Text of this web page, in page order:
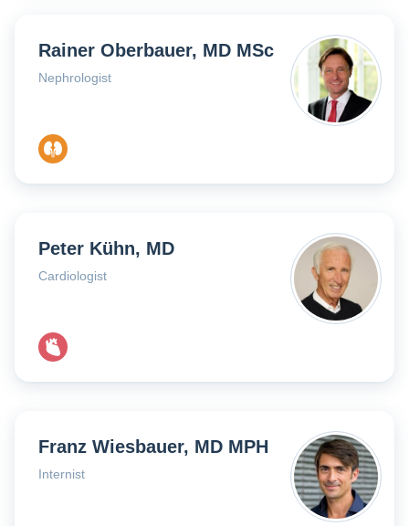
Rainer Oberbauer, MD MSc
Nephrologist
Peter Kühn, MD
Cardiologist
Franz Wiesbauer, MD MPH
Internist